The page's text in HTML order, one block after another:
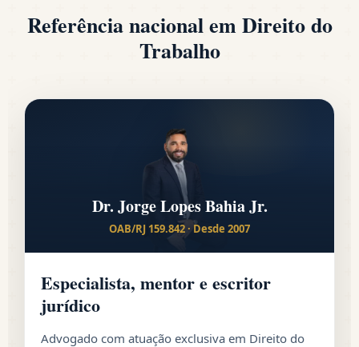
Referência nacional em Direito do
Trabalho
Dr. Jorge Lopes Bahia Jr.
OAB/RJ 159.842 · Desde 2007
Especialista, mentor e escritor
jurídico
Advogado com atuação exclusiva em Direito do